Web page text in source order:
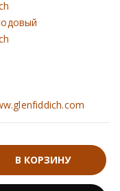
В КОРЗИНУ